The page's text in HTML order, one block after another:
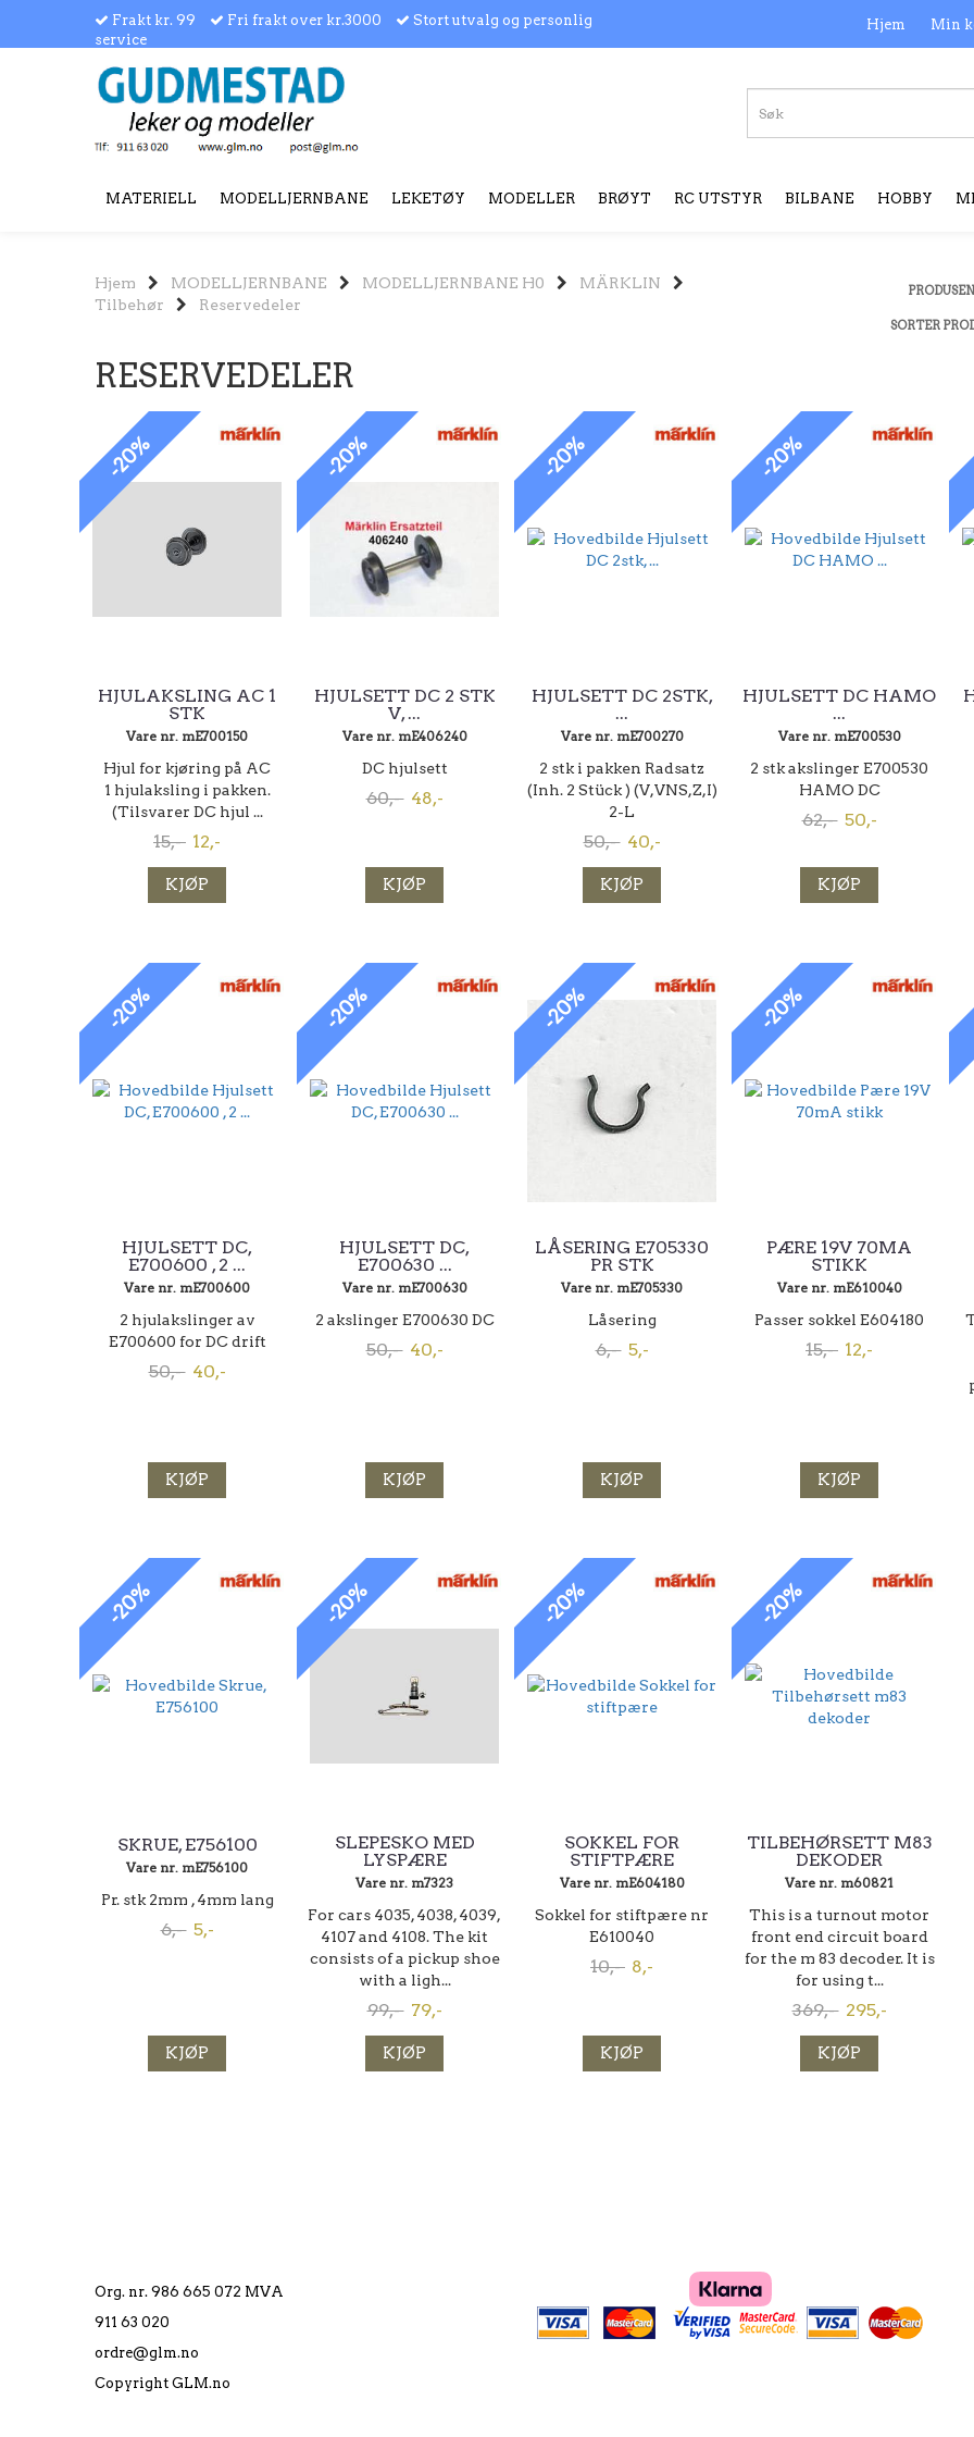
Frakt kr. 99 Fri frakt over kr.3000
Stort utvalg og personlig
service
Hjem Min
MATERIELL MODELLJERNBANE LEKETØY MODELLER BRØYT RC UTSTYR BILBANE HOBBY
Hjem MODELLJERNBANE MODELLJERNBANE H0
MÄRKLIN
Tilbehør
Reservedeler
SORTER
RESERVEDELER
-20%
HJULAKSLING AC 1
STK
Vare nr. mE700150
Hjul for kjøring på AC
1 hjulaksling i pakken.
(Tilsvarer DC hjul ...
15,- 12,-
KJØP
-20%
HJULSETT DC 2 STK
V, ...
Vare nr. mE406240
DC hjulsett
60,- 48,-
KJØP
-20%
HJULSETT DC 2STK,
...
Vare nr. mE700270
2 stk i pakken Radsatz
(Inh. 2 Stück ) (V,VNS,Z,I)
2-L
50,- 40,-
KJØP
-20%
HJULSETT DC HAMO
...
Vare nr. mE700530
2 stk akslinger E700530
HAMO DC
62,- 50,-
KJØP
-20%
HJULSETT DC,
E700600 , 2 ...
Vare nr. mE700600
2 hjulakslinger av
E700600 for DC drift
50,- 40,-
KJØP
-20%
HJULSETT DC,
E700630 ...
Vare nr. mE700630
2 akslinger E700630 DC
50,- 40,-
KJØP
-20%
LÅSERING E705330
PR STK
Vare nr. mE705330
Låsering
6,- 5,-
KJØP
-20%
PÆRE 19V 70MA
STIKK
Vare nr. mE610040
Passer sokkel E604180
15,- 12,-
KJØP
-20%
SKRUE, E756100
Vare nr. mE756100
Pr. stk 2mm , 4mm lang
6,- 5,-
KJØP
-20%
SLEPESKO MED
LYSPÆRE
Vare nr. m7323
For cars 4035, 4038, 4039,
4107 and 4108. The kit
consists of a pickup shoe
with a ligh...
99,- 79,-
KJØP
-20%
SOKKEL FOR
STIFTPÆRE
Vare nr. mE604180
Sokkel for stiftpære nr
E610040
10,- 8,-
KJØP
-20%
TILBEHØRSETT M83
DEKODER
Vare nr. m60821
This is a turnout motor
front end circuit board
for the m 83 decoder. It is
for using t...
369,- 295,-
KJØP
Org. nr. 986 665 072 MVA
911 63 020
ordre@glm.no
Copyright GLM.no